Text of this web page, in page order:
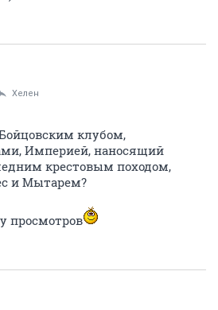
Хелен
клубом,
Империей, наносящий
крестовым походом,
и Мытарем?
просмотров